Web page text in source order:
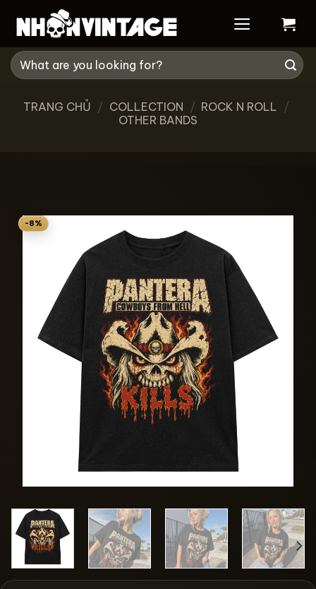
Tìm
kiếm:
TRANG CHỦ / COLLECTION / ROCK N ROLL /
OTHER BANDS
-8%